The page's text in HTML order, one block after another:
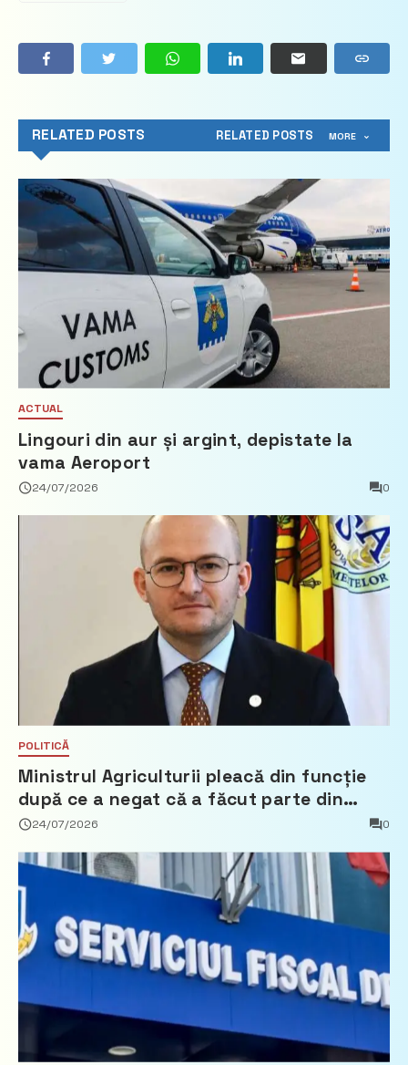
RELATED POSTS RELATED POSTS MORE
ACTUAL
Lingouri din aur și argint, depistate la
vama Aeroport
24/07/2026 0
POLITICĂ
Ministrul Agriculturii pleacă din funcție
după ce a negat că a făcut parte din
Partidul Democrat
24/07/2026 0